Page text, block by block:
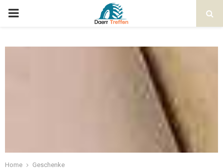
Home
Geschenke